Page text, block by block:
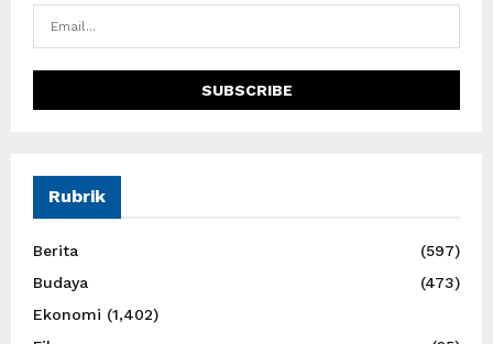
Rubrik
Berita
(597)
Budaya
(473)
Ekonomi (1,402)